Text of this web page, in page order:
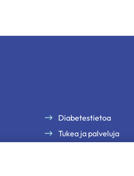
Diabetestietoa
Tukea ja palveluja